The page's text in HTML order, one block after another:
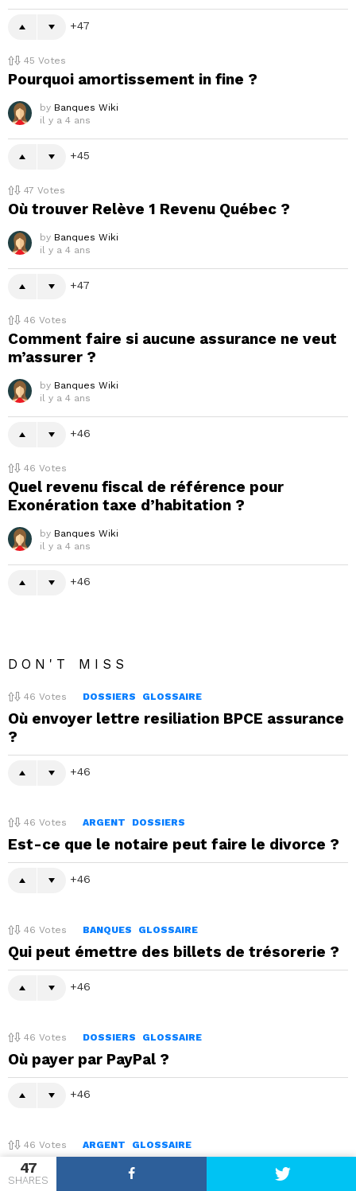
47
SHARES
47
45 Votes
Pourquoi amortissement in fine ?
by Banques Wiki
il y a 4 ans
45
47 Votes
Où trouver Relève 1 Revenu Québec ?
by Banques Wiki
il y a 4 ans
47
46 Votes
Comment faire si aucune assurance ne veut
m’assurer ?
by Banques Wiki
il y a 4 ans
46
46 Votes
Quel revenu fiscal de référence pour
Exonération taxe d’habitation ?
by Banques Wiki
il y a 4 ans
46
DON'T MISS
46 Votes DOSSIERS GLOSSAIRE
Où envoyer lettre resiliation BPCE assurance
?
46
46 Votes ARGENT DOSSIERS
Est-ce que le notaire peut faire le divorce ?
46
46 Votes BANQUES GLOSSAIRE
Qui peut émettre des billets de trésorerie ?
46
46 Votes DOSSIERS GLOSSAIRE
Où payer par PayPal ?
46
46 Votes ARGENT GLOSSAIRE
Quel compte Peut-on avoir en double ?